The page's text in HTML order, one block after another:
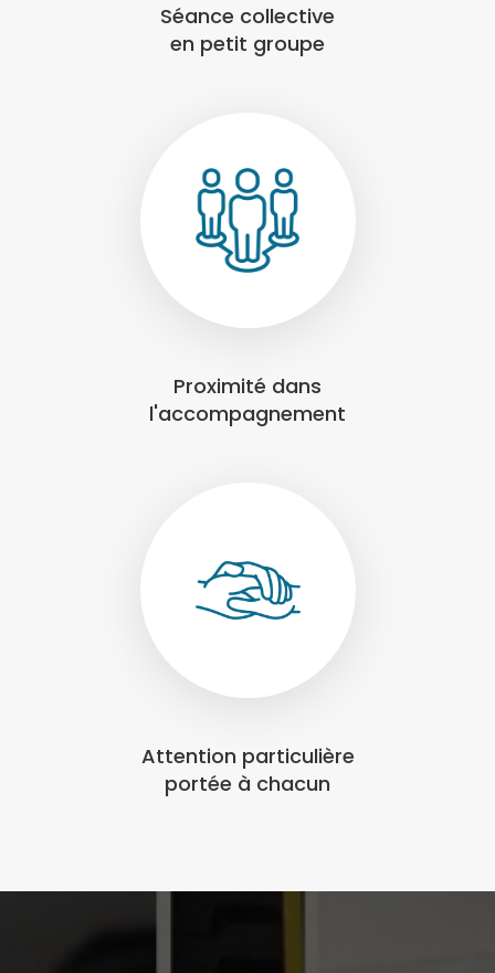
Séance collective
en petit groupe
Proximité dans
l'accompagnement
Attention particulière
portée à chacun